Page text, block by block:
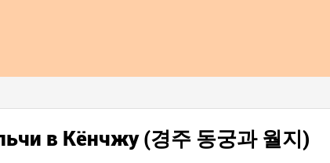
в Кёнчжу (경주 동궁과 월지)